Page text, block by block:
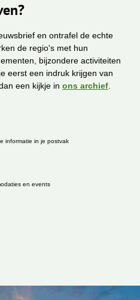
en ontrafel de echte
de regio's met hun
bijzondere activiteiten
eerst een indruk krijgen van
een kijkje in ons archief
informatie in je postvak
en events